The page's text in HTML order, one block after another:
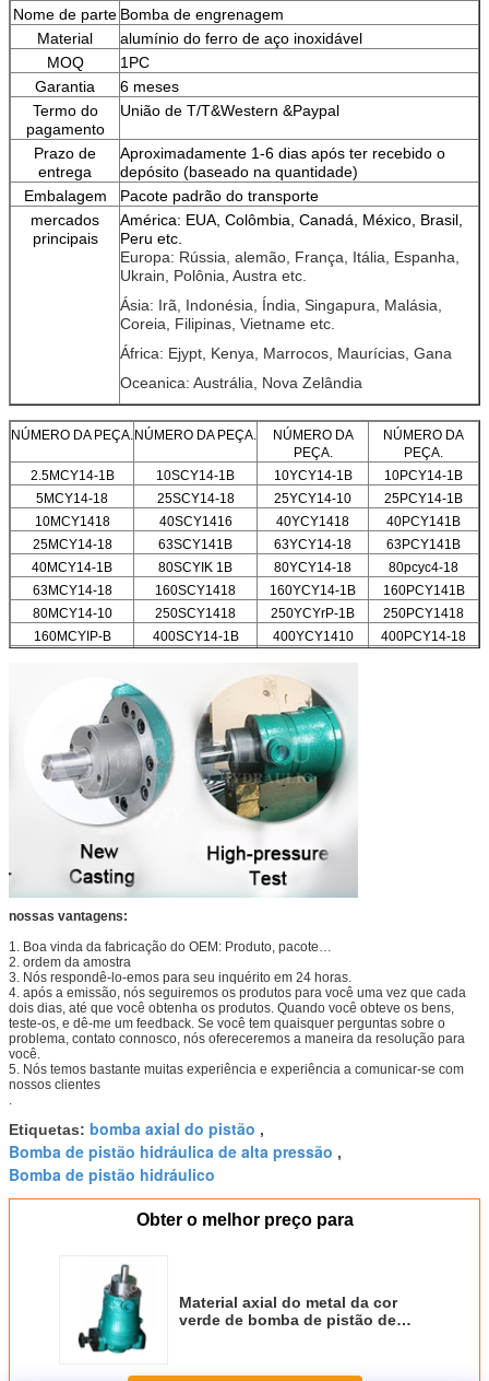
Nome de parte Bomba de engrenagem
Material
alumínio do ferro de aço inoxidável
MOQ
1PC
Garantia
6 meses
Termo do
pagamento
União de T/T&Western &Paypal
Prazo de
entrega
Aproximadamente 1-6 dias após ter recebido o
depósito (baseado na quantidade)
Embalagem
Pacote padrão do transporte
mercados
principais
América: EUA, Colômbia, Canadá, México, Brasil,
Peru etc.
Europa: Rússia, alemão, França, Itália, Espanha,
Ukrain, Polônia, Austra etc.
Ásia: Irã, Indonésia, Índia, Singapura, Malásia,
Coreia, Filipinas, Vietname etc.
África: Ejypt, Kenya, Marrocos, Maurícias, Gana
Oceanica: Austrália, Nova Zelândia
NÚMERO DA PEÇA.NÚMERO DA PEÇA.
NÚMERO DA
PEÇA.
NÚMERO DA
PEÇA.
2.5MCY14-1B
10SCY14-1B 10YCY14-1B
10PCY14-1B
5MCY14-18
25SCY14-18 25YCY14-10
25PCY14-1B
10MCY1418
40SCY1416 40YCY1418
40PCY141B
25MCY14-18
63SCY141B 63YCY14-18
63PCY141B
40MCY14-1B
80SCYIK 1B 80YCY14-18
80pcyc4-18
63MCY14-18
160SCY1418 160YCY14-1B
160PCY141B
80MCY14-10
250SCY1418 250YCYrP-1B
250PCY1418
160MCYIP-B
400SCY14-1B 400YCY1410
400PCY14-18
nossas vantagens:
1. Boa vinda da fabricação do OEM: Produto, pacote…
2. ordem da amostra
3. Nós respondê-lo-emos para seu inquérito em 24 horas.
4. após a emissão, nós seguiremos os produtos para você uma vez que cada
dois dias, até que você obtenha os produtos. Quando você obteve os bens,
teste-os, e dê-me um feedback. Se você tem quaisquer perguntas sobre o
problema, contato connosco, nós ofereceremos a maneira da resolução para
você.
5. Nós temos bastante muitas experiência e experiência a comunicar-se com
nossos clientes
.
Etiquetas: bomba axial do pistão ,
Bomba de pistão hidráulica de alta pressão ,
Bomba de pistão hidráulico
Obter o melhor preço para
Material axial do metal da cor
verde de bomba de pistão de